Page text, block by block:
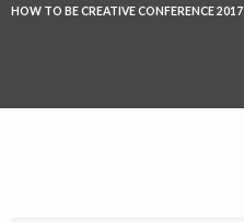
HOW TO BE CREATIVE CONFERENCE 2017